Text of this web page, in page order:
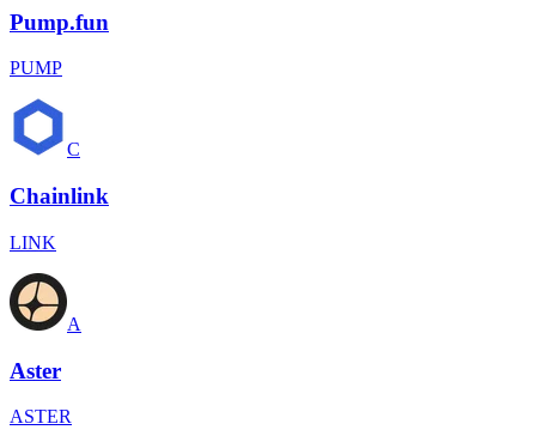
Pump.fun
PUMP
C
Chainlink
LINK
A
Aster
ASTER